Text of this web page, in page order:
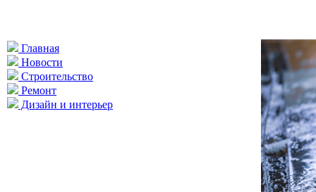
Главная
Новости
Строительство
Ремонт
Дизайн и интерьер